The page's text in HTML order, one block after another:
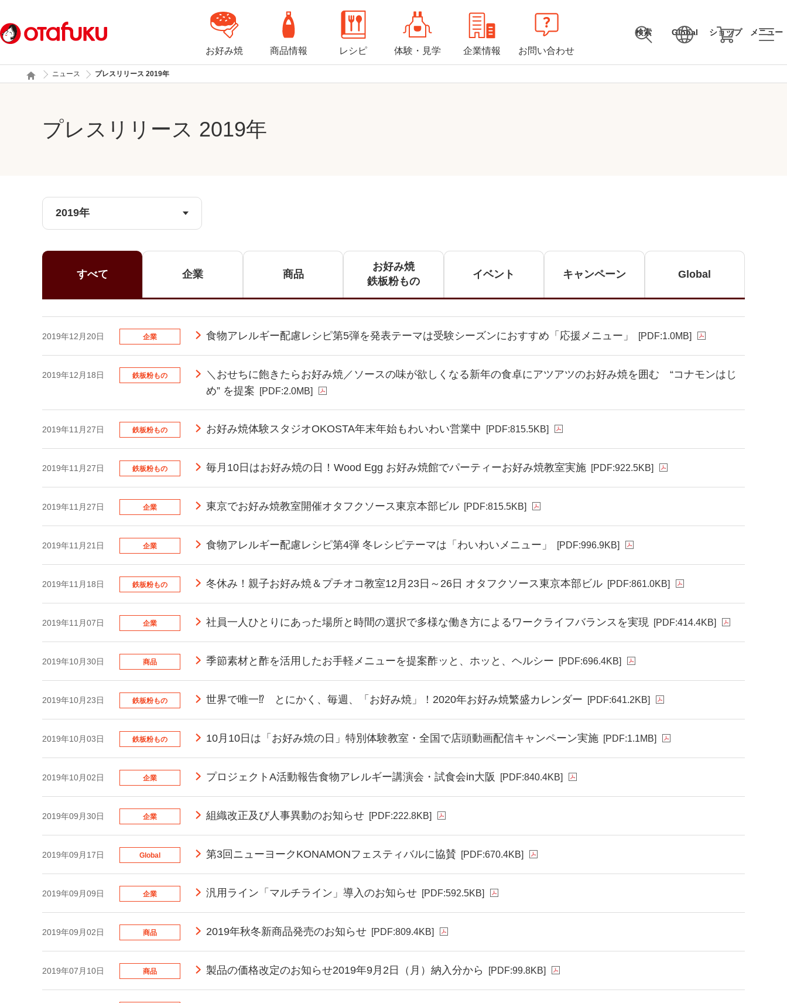
お好み焼 商品情報 レシピ 体験・見学 企業情報 お問い合わせ
検索 Global ショップ メニュー
ニュース プレスリリース 2019年
プレスリリース 2019年
すべて 企業 商品
お好み焼
鉄板粉もの
イベント キャンペーン Global
2019年12月20日 企業 食物アレルギー配慮レシピ第5弾を発表テーマは受験シーズンにおすすめ「応援メニュー」 [PDF:1.0MB]
2019年12月18日 鉄板粉もの
＼おせちに飽きたらお好み焼／ソースの味が欲しくなる新年の食卓にアツアツのお好み焼を囲む “コナモンはじ
め” を提案
[PDF:2.0MB]
2019年11月27日 鉄板粉もの お好み焼体験スタジオOKOSTA年末年始もわいわい営業中 [PDF:815.5KB]
2019年11月27日 鉄板粉もの 毎月10日はお好み焼の日！Wood Egg お好み焼館でパーティーお好み焼教室実施 [PDF:922.5KB]
2019年11月27日 企業 東京でお好み焼教室開催オタフクソース東京本部ビル [PDF:815.5KB]
2019年11月21日 企業 食物アレルギー配慮レシピ第4弾 冬レシピテーマは「わいわいメニュー」 [PDF:996.9KB]
2019年11月18日 鉄板粉もの 冬休み！親子お好み焼＆プチオコ教室12月23日～26日 オタフクソース東京本部ビル [PDF:861.0KB]
2019年11月07日 企業 社員一人ひとりにあった場所と時間の選択で多様な働き方によるワークライフバランスを実現 [PDF:414.4KB]
2019年10月30日 商品 季節素材と酢を活用したお手軽メニューを提案酢ッと、ホッと、ヘルシー [PDF:696.4KB]
2019年10月23日 鉄板粉もの 世界で唯一⁉ とにかく、毎週、「お好み焼」！2020年お好み焼繁盛カレンダー [PDF:641.2KB]
2019年10月03日 鉄板粉もの 10月10日は「お好み焼の日」特別体験教室・全国で店頭動画配信キャンペーン実施 [PDF:1.1MB]
2019年10月02日 企業 プロジェクトA活動報告食物アレルギー講演会・試食会in大阪 [PDF:840.4KB]
2019年09月30日 企業 組織改正及び人事異動のお知らせ [PDF:222.8KB]
2019年09月17日 Global 第3回ニューヨークKONAMONフェスティバルに協賛 [PDF:670.4KB]
2019年09月09日 企業 汎用ライン「マルチライン」導入のお知らせ [PDF:592.5KB]
2019年09月02日 商品 2019年秋冬新商品発売のお知らせ [PDF:809.4KB]
2019年07月10日 商品 製品の価格改定のお知らせ2019年9月2日（月）納入分から [PDF:99.8KB]